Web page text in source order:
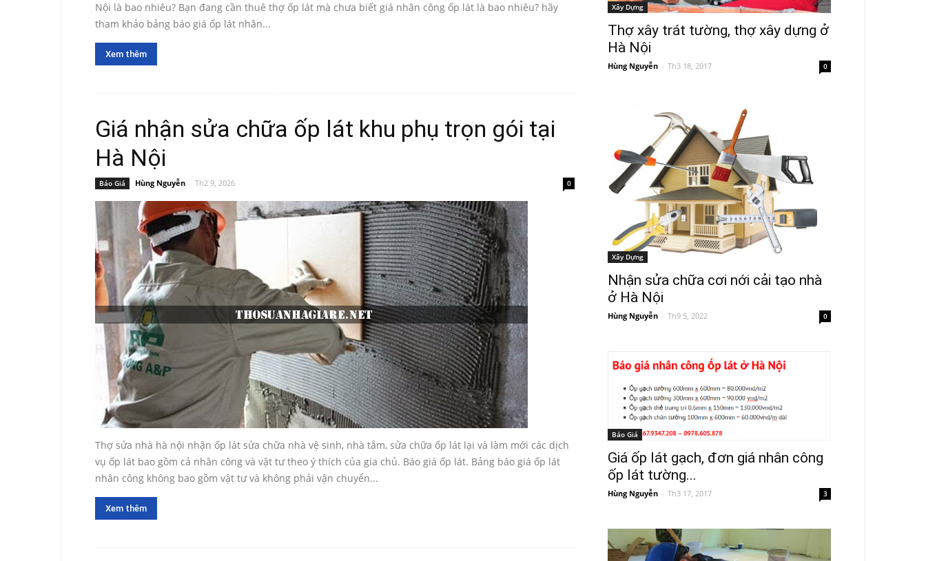
Nội là bao nhiêu? Bạn đang cần thuê thợ ốp lát mà chưa biết giá nhân công ốp lát là bao nhiêu? hãy
tham khảo bảng báo giá ốp lát nhân...
Xem thêm
Giá nhận sửa chữa ốp lát khu phụ trọn gói tại
Hà Nội
Báo Giá Hùng Nguyễn - Th2 9, 2026 0
Thợ sửa nhà hà nội nhận ốp lát sửa chữa nhà vệ sinh, nhà tắm, sửa chữa ốp lát lại và làm mới các dịch
vụ ốp lát bao gồm cả nhân công và vật tư theo ý thích của gia chủ. Báo giá ốp lát. Bảng báo giá ốp lát
nhân công không bao gồm vật tư và không phải vận chuyển...
Xem thêm
Xây Dựng
Thợ xây trát tường, thợ xây dựng ở
Hà Nội
Hùng Nguyễn - Th3 18, 2017 0
Xây Dựng
Nhận sửa chữa cơi nới cải tạo nhà
ở Hà Nội
Hùng Nguyễn - Th9 5, 2022 0
Báo Giá
Giá ốp lát gạch, đơn giá nhân công
ốp lát tường...
Hùng Nguyễn - Th3 17, 2017 3